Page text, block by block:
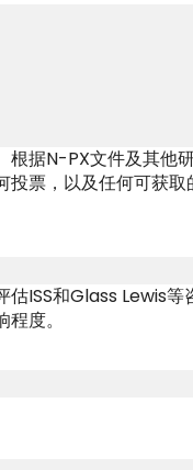
据N-PX文件及其他
投票，以及任何可获取
估ISS和Glass Lewis等
度。